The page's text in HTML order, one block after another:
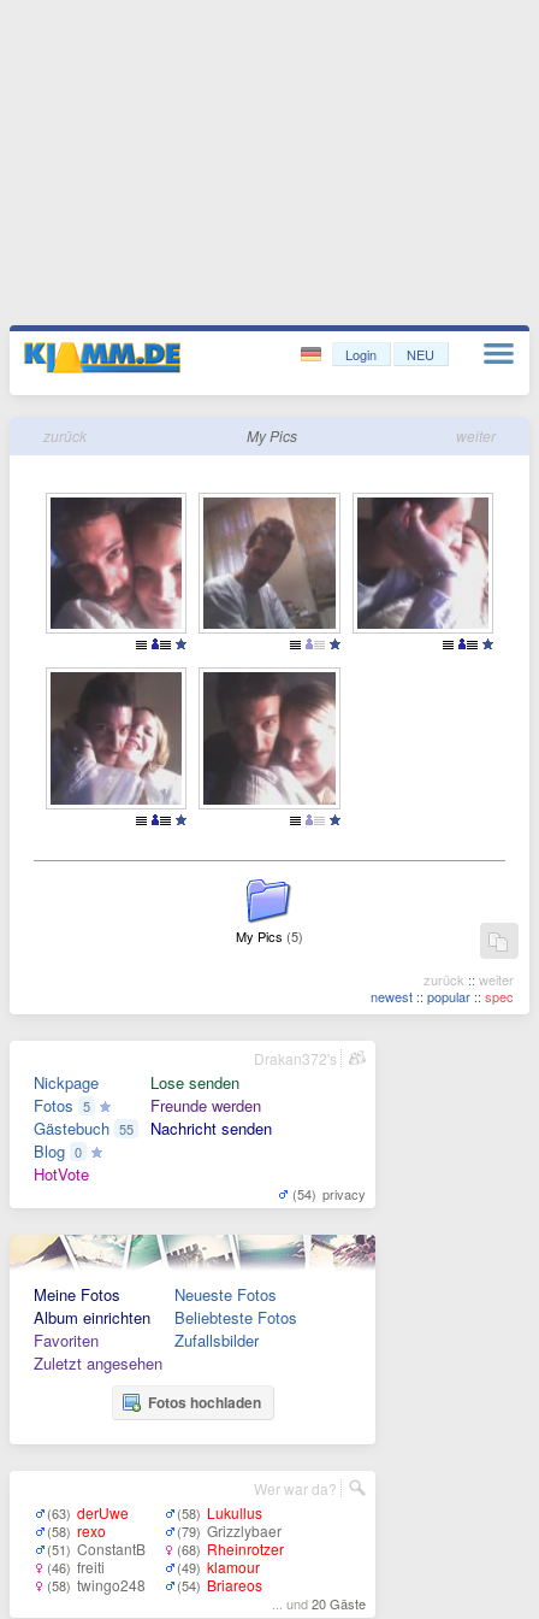
Login NEU
zurück weiter
My Pics
My Pics (5)
zurück :: weiter
newest :: popular :: spec
Nickpage
Fotos 5
Gästebuch 55
Blog 0
HotVote
Lose senden
Freunde werden
Nachricht senden
(54) privacy
Drakan372's
Meine Fotos
Album einrichten
Favoriten
Zuletzt angesehen
Neueste Fotos
Beliebteste Fotos
Zufallsbilder
Fotos hochladen
(63) derUwe
(58) rexo
(51) ConstantB
(46) freiti
(58) twingo248
(58) Lukullus
(79) Grizzlybaer
(68) Rheinrotzer
(49) klamour
(54) Briareos
... und20 Gäste
Wer war da?